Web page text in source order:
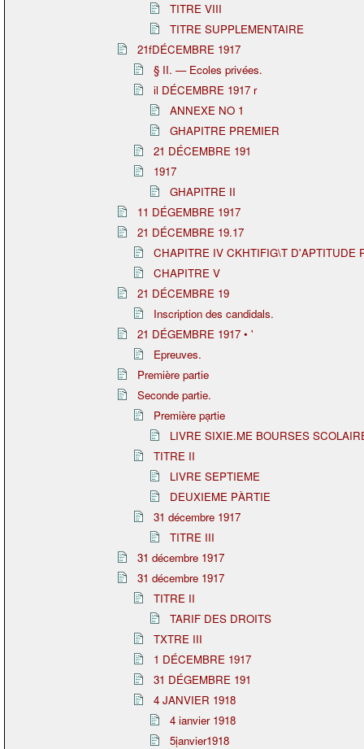
TITRE VIII
TITRE SUPPLEMENTAIRE
21fDÉCEMBRE 1917
§ II. — Ecoles privées.
il DÉCEMBRE 1917 r
ANNEXE NO 1
GHAPITRE PREMIER
21 DÉCEMBRE 191
1917
GHAPITRE II
11 DÉGEMBRE 1917
21 DÉCEMBRE 19.17
CHAPITRE IV CKHTIFIG\T D'APTITUDE
CHAPITRE V
21 DÉCEMBRE 19
Inscription des candidals.
21 DÉGEMBRE 1917 • '
Epreuves.
Première partie
Seconde partie.
Première pạrtie
LIVRE SIXIE.ME BOURSES
TITRE II
LIVRE SEPTIEME
DEUXIEME PÀRTIE
31 décembre 1917
TITRE III
31 décembre 1917
31 décembre 1917
TITRE II
TARIF DES DROITS
TXTRE III
1 DÉCEMBRE 1917
31 DÉGEMBRE 191
4 JANVIER 1918
4 ianvier 1918
5ịanvier1918